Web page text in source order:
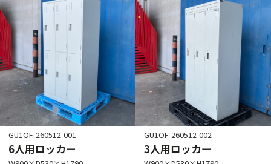
GU1OF-260512-001
6人用ロッカー
GU1OF-260512-002
3人用ロッカー